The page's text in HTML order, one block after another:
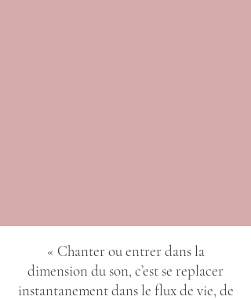
« Chanter ou entrer dans la
dimension du son, c’est se replacer
instantanement dans le flux de vie, de